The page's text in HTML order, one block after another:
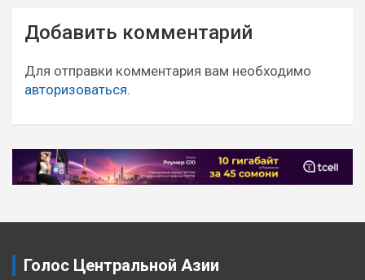
Навигация
по
записям
Добавить комментарий
Для отправки комментария вам необходимо
авторизоваться.
Голос Центральной Азии